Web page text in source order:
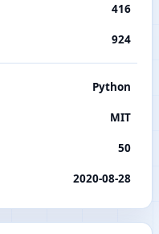
416
924
Python
MIT
50
2020-08-28